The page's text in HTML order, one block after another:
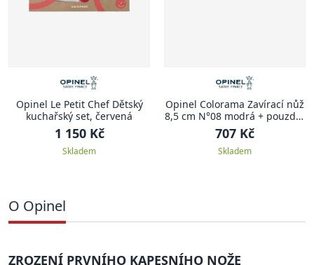
Opinel Le Petit Chef Dětský
kuchařský set, červená
1 150 Kč
Skladem
Opinel Colorama Zavírací nůž
8,5 cm N°08 modrá + pouzdro
COLORAMA
707 Kč
Skladem
O Opinel
ZROZENÍ PRVNÍHO KAPESNÍHO NOŽE